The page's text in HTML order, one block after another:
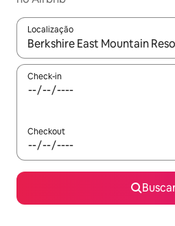
Localização
Quando os resultados
Check-in
Checkout